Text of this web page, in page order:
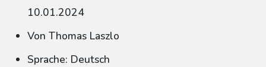
10.01.2024
Von Thomas Laszlo
Sprache: Deutsch